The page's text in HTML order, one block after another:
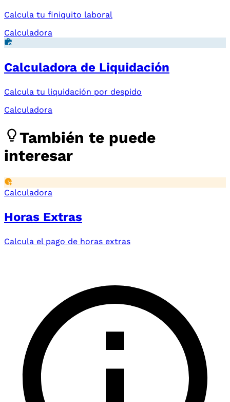
Calcula tu finiquito laboral
Calculadora
Calculadora de Liquidación
Calcula tu liquidación por despido
Calculadora
También te puede
interesar
Calculadora
Horas Extras
Calcula el pago de horas extras